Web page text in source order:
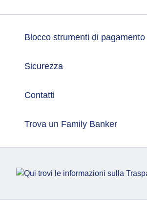
Blocco strumenti di pagamento
Sicurezza
Contatti
Trova un Family Banker